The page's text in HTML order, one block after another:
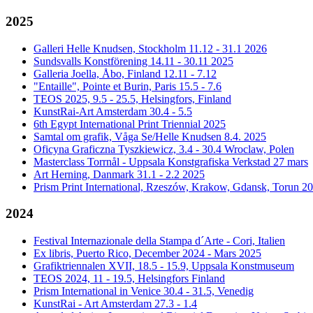
2025
Galleri Helle Knudsen, Stockholm 11.12 - 31.1 2026
Sundsvalls Konstförening 14.11 - 30.11 2025
Galleria Joella, Åbo, Finland 12.11 - 7.12
"Entaille", Pointe et Burin, Paris 15.5 - 7.6
TEOS 2025, 9.5 - 25.5, Helsingfors, Finland
KunstRai-Art Amsterdam 30.4 - 5.5
6th Egypt International Print Triennial 2025
Samtal om grafik, Våga Se/Helle Knudsen 8.4. 2025
Oficyna Graficzna Tyszkiewicz, 3.4 - 30.4 Wroclaw, Polen
Masterclass Torrnål - Uppsala Konstgrafiska Verkstad 27 mars
Art Herning, Danmark 31.1 - 2.2 2025
Prism Print International, Rzeszów, Krakow, Gdansk, Torun
2024
Festival Internazionale della Stampa d´Arte - Cori, Italien
Ex libris, Puerto Rico, December 2024 - Mars 2025
Grafiktriennalen XVII, 18.5 - 15.9, Uppsala Konstmuseum
TEOS 2024, 11 - 19.5, Helsingfors Finland
Prism International in Venice 30.4 - 31.5, Venedig
KunstRai - Art Amsterdam 27.3 - 1.4